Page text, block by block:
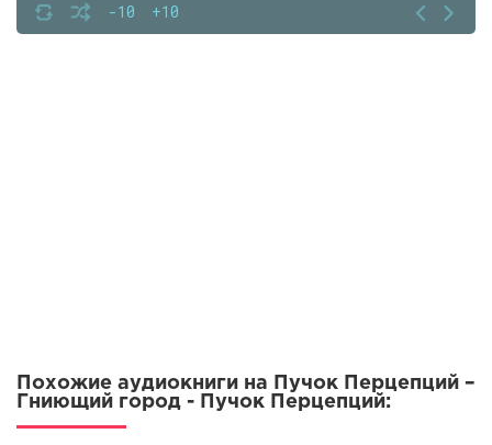
-10 +10
Похожие аудиокниги на Пучок Перцепций –
Гниющий город - Пучок Перцепций: